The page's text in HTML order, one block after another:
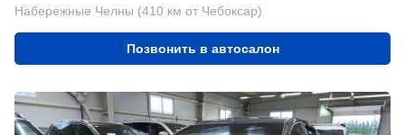
Набережные Челны (410 км от Чебоксар)
Позвонить в автосалон